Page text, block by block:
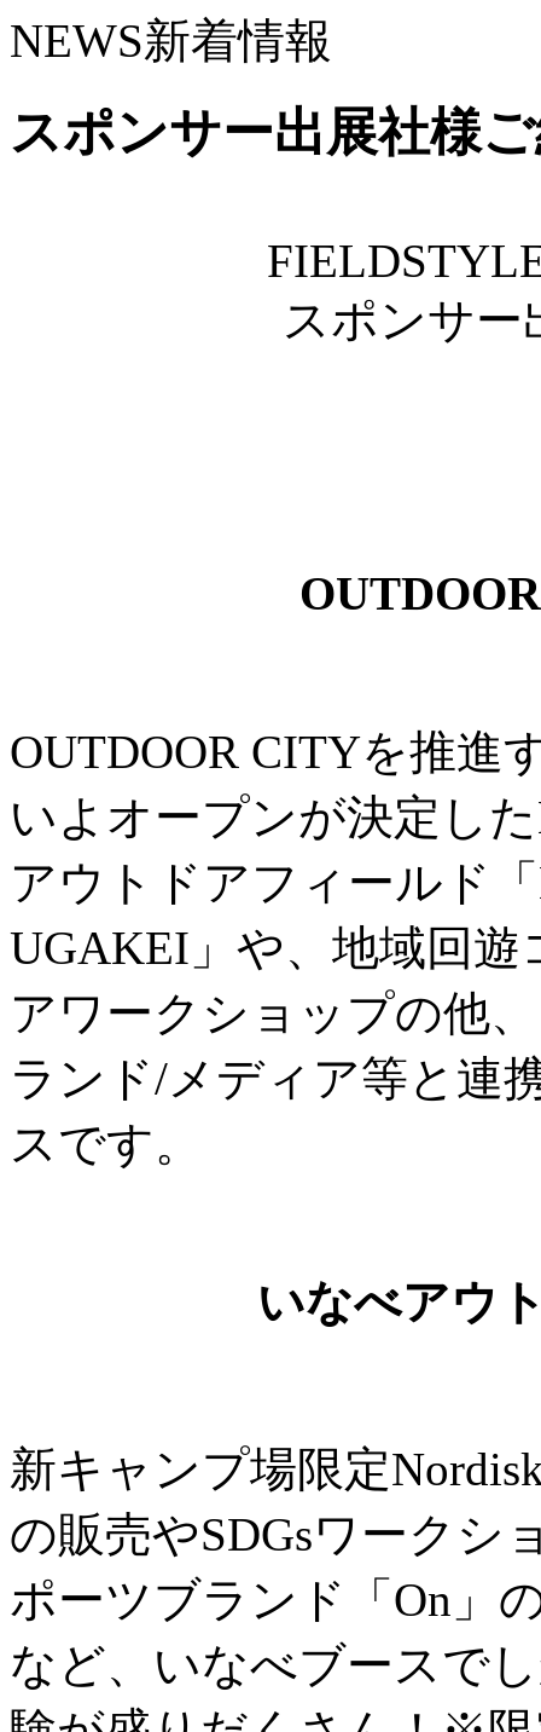
NEWS新着情報
スポンサー出展社様
スポンサー
OUTDOOR CITYを推進
いよオープンが決定し
アウトドアフィールド
UGAKEI」や、地域回
アワークショップの他
ランド/メディア等と連
スです。
いなべアウ
新キャンプ場限定
の販売やSDGsワークシ
ポーツブランド「On」
など、いなべブースで